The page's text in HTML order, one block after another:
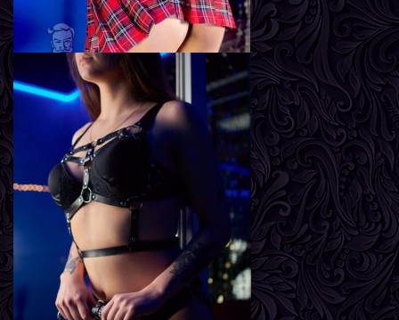
Возраст18
169 см
Вес
52 кг
2-й